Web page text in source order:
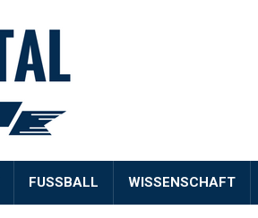
FUSSBALL WISSENSCHAFT